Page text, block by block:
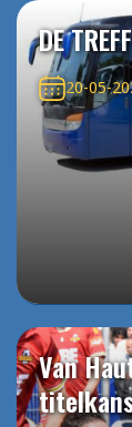
DE
20-05-
Van